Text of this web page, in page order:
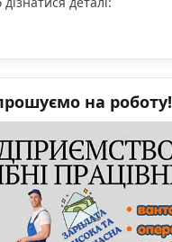
на роботу!